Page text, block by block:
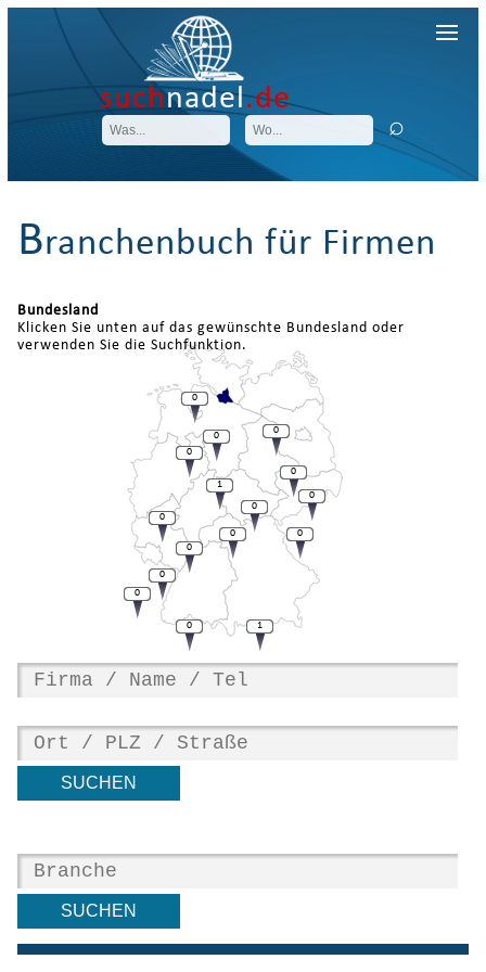
suchnadel.de
Branchenbuch für Firmen
Bundesland
Klicken Sie unten auf das gewünschte Bundesland oder
verwenden Sie die Suchfunktion.
0
0
0
0
0
0
0
0
0
1
0
0
0
0
0
1